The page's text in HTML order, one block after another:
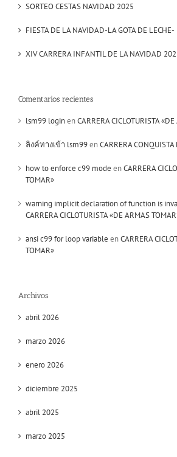
SORTEO CESTAS NAVIDAD 2025
FIESTA DE LA NAVIDAD-LA GOTA DE LECHE-
XIV CARRERA INFANTIL DE LA NAVIDAD
Comentarios recientes
lsm99 loginenCARRERA CICLOTURISTA
ลิงค์ทางเข้า lsm99enCARRERA
how to enforce c99 mode enCARRERA
TOMAR»
warning implicit declaration of function is
CARRERA CICLOTURISTA «DE ARMAS
ansi c99 for loop variable enCARRERA
TOMAR»
Archivos
abril 2026
marzo 2026
enero 2026
diciembre 2025
abril 2025
marzo 2025